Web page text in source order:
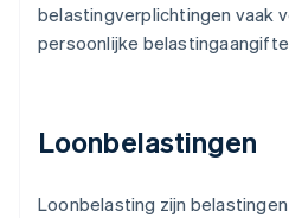
belastingverplichtingen vaak
persoonlijke
Loonbelastingen
Loonbelasting zijn